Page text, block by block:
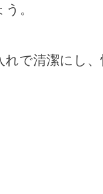
。
で清潔にし